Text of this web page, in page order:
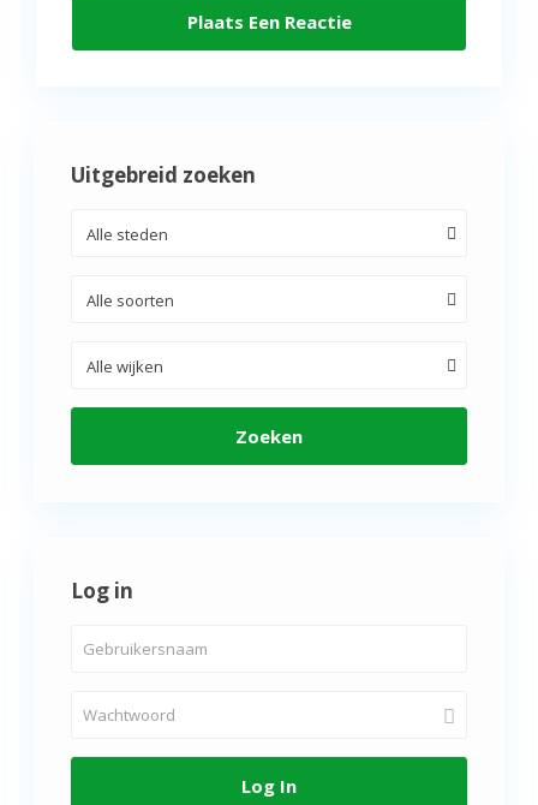
Uitgebreid zoeken
Alle steden
Alle soorten
Alle wijken
Zoeken
Log in
Log In